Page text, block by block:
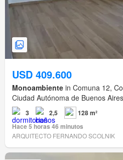
USD 409.600
Monoambiente in Comuna 12,
Ciudad Autónoma de Buenos Aires
3 2,5
128 m²
Hace 5 horas 46 minutos
ARQUITECTO FERNANDO SCOLNIK